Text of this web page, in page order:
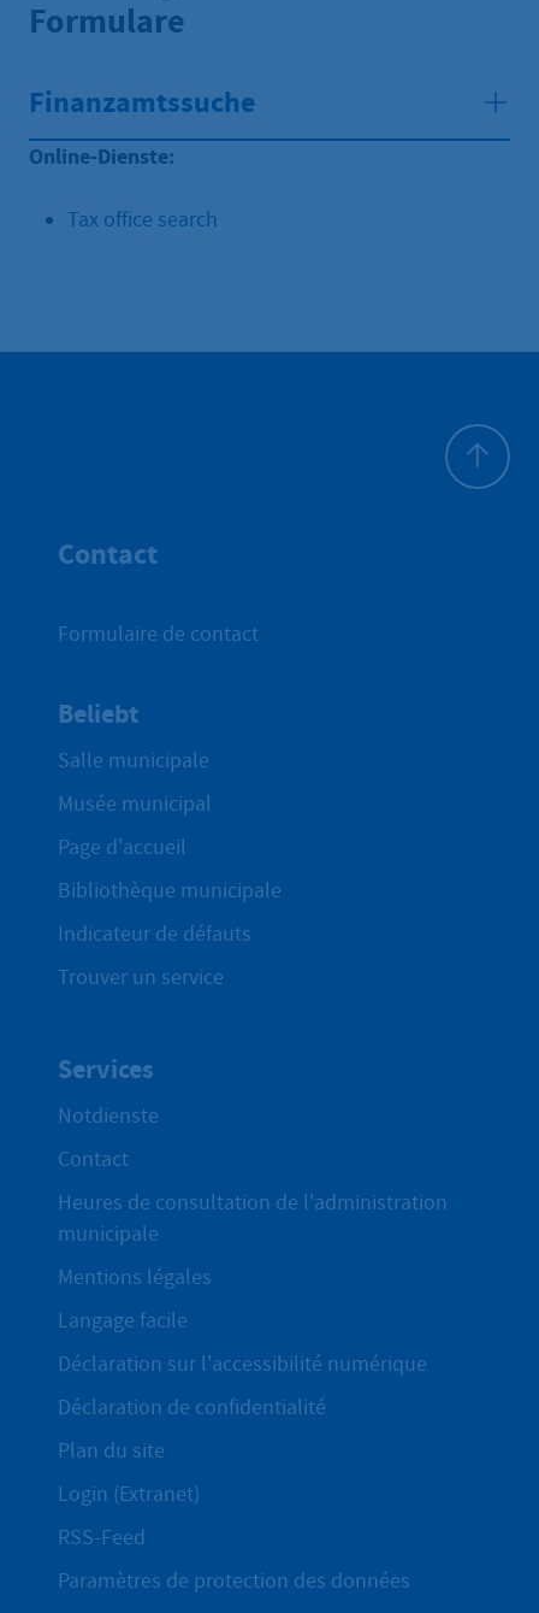
Formulare
Finanzamtssuche
Online-Dienste:
Tax office search
Contact
Formulaire de contact
Beliebt
Salle municipale
Musée municipal
Page d'accueil
Bibliothèque municipale
Indicateur de défauts
Trouver un service
Services
Notdienste
Contact
Heures de consultation de l'administration
municipale
Mentions légales
Langage facile
Déclaration sur l'accessibilité numérique
Déclaration de confidentialité
Plan du site
Login (Extranet)
RSS-Feed
Paramètres de protection des données